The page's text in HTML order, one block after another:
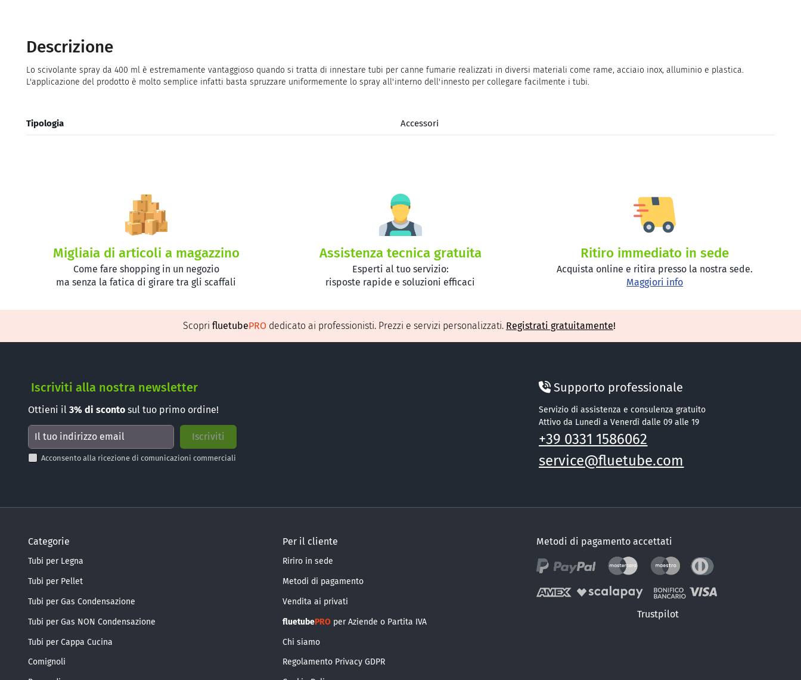
Descrizione
Lo scivolante spray da 400 ml è estremamente vantaggioso quando si tratta di innestare tubi per canne fumarie realizzati in diversi materiali come rame, acciaio inox, alluminio e plastica.
L'applicazione del prodotto è molto semplice infatti basta spruzzare uniformemente lo spray all'interno dell'innesto per collegare facilmente i tubi.
Tipologia Accessori
Migliaia di articoli a magazzino
Come fare shopping in un negozio
ma senza la fatica di girare tra gli scaffali
Assistenza tecnica gratuita
Esperti al tuo servizio:
risposte rapide e soluzioni efficaci
Ritiro immediato in sede
Acquista online e ritira presso la nostra sede.
Maggiori info
Scopri fluetubePRO dedicato ai professionisti. Prezzi e servizi personalizzati. Registrati gratuitamente!
Iscriviti alla nostra newsletter
Ottieni il 3% di sconto sul tuo primo ordine!
Acconsento alla ricezione di comunicazioni commerciali
Supporto professionale
Servizio di assistenza e consulenza gratuito
Attivo da Lunedì a Venerdì dalle 09 alle 19
+39 0331 1586062
service@fluetube.com
Categorie
Tubi per Legna
Tubi per Pellet
Tubi per Gas Condensazione
Tubi per Gas NON Condensazione
Tubi per Cappa Cucina
Comignoli
Per il cliente
Ririro in sede
Metodi di pagamento
Vendita ai privati
fluetubePROper Aziende o Partita IVA
Chi siamo
Regolamento Privacy GDPR
Metodi di pagamento accettati
Trustpilot